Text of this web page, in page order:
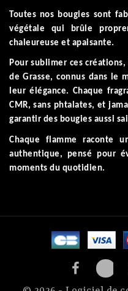
Toutes nos bougies sont
végétale qui brûle
chaleureuse et apaisante.
Pour sublimer ces
de Grasse, connus dans le
leur élégance. Chaque
CMR, sans phtalates, et
garantir des bougies aussi
Chaque flamme raconte
authentique, pensé pour
moments du quotidien.